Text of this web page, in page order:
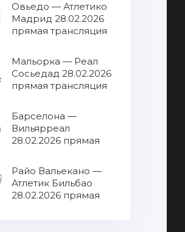
Овьедо — Атлетико
Мадрид 28.02.2026
прямая трансляция
Мальорка — Реал
Сосьедад 28.02.2026
прямая трансляция
Барселона —
Вильярреал
28.02.2026 прямая
Райо Вальекано —
Атлетик Бильбао
28.02.2026 прямая